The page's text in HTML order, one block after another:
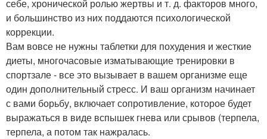
себе, хронической ролью жертвы и т. д. факторов много,
и большинство из них поддаются психологической
коррекции.
Вам вовсе не нужны таблетки для похудения и жесткие
диеты, многочасовые изматывающие тренировки в
спортзале - все это вызывает в вашем организме еще
один дополнительный стресс. И ваш организм начинает
с вами борьбу, включает сопротивление, которое будет
выражаться в виде вспышек гнева или срывов (терпела,
терпела, а потом так нажралась.